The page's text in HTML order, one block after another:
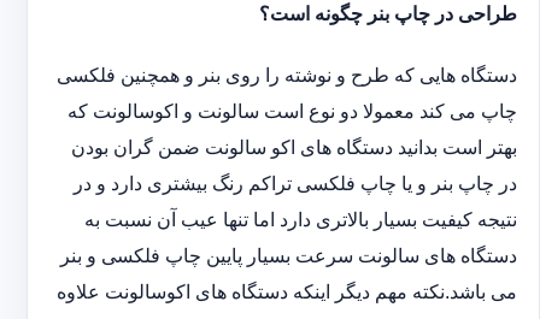
طراحی در چاپ بنر چگونه است؟
دستگاه هایی که طرح و نوشته را روی بنر و همچنین فلکسی
چاپ می کند معمولا دو نوع است سالونت و اکوسالونت که
بهتر است بدانید دستگاه های اکو سالونت ضمن گران بودن
در چاپ بنر و یا چاپ فلکسی تراکم رنگ بیشتری دارد و در
نتیجه کیفیت بسیار بالاتری دارد اما تنها عیب آن نسبت به
دستگاه های سالونت سرعت بسیار پایین چاپ فلکسی و بنر
می باشد.نکته مهم دیگر اینکه دستگاه های اکوسالونت علاوه